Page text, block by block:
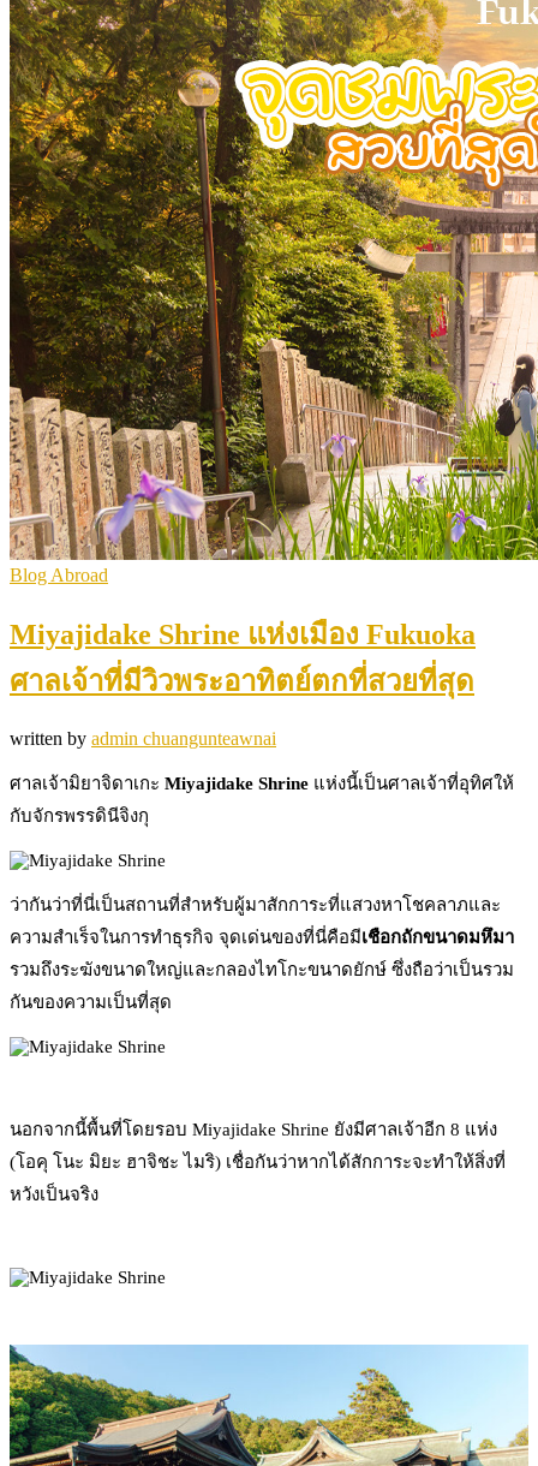
Blog Abroad
Miyajidake Shrine แห่งเมือง Fukuoka
ศาลเจ้าที่มีวิวพระอาทิตย์ตกที่สวยที่สุด
written by admin chuangunteawnai
ศาลเจ้ามิยาจิดาเกะ Miyajidake Shrine แห่งนี้เป็นศาลเจ้าที่อุทิศให้
กับจักรพรรดินีจิงกุ
ว่ากันว่าที่นี่เป็นสถานที่สำหรับผู้มาสักการะที่แสวงหาโชคลาภและ
ความสำเร็จในการทำธุรกิจ จุดเด่นของที่นี่คือมีเชือกถักขนาดมหึมา
รวมถึงระฆังขนาดใหญ่และกลองไทโกะขนาดยักษ์ ซึ่งถือว่าเป็นรวม
กันของความเป็นที่สุด
นอกจากนี้พื้นที่โดยรอบ Miyajidake Shrine ยังมีศาลเจ้าอีก 8 แห่ง
(โอคุ โนะ มิยะ ฮาจิชะ ไมริ) เชื่อกันว่าหากได้สักการะจะทำให้สิ่งที่
หวังเป็นจริง